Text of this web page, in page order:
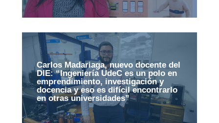
Carlos Madariaga, nuevo docente del
DIE: “Ingeniería UdeC es un polo en
emprendimiento, investigación y
docencia y eso es difícil encontrarlo
en otras universidades”